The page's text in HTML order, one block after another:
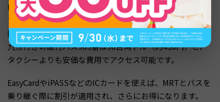
MRTは1区間20〜65台湾ドル（約100〜330円）と格安
で、路線バスはさらに安い15〜30台湾ドル（約75〜150
円）で利用できます。
九份行きの直行バス965番は90台湾ドル（約450円）と、
タクシーよりも安価な費用でアクセス可能です。
EasyCardやiPASSなどのICカードを使えば、MRTとバスを
乗り継ぐ際に割引が適用され、さらにお得になります。